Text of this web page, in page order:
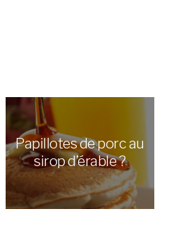
Papillotes de porc au
sirop d’érable ?